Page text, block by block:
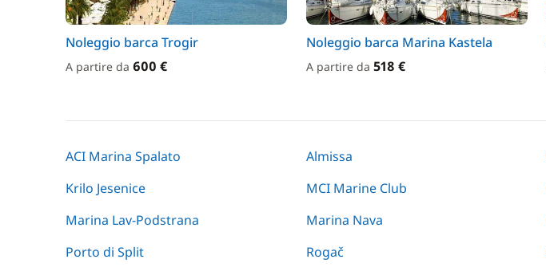
Noleggio barca Trogir
A partire da 600 €
Noleggio barca Marina Kastela
A partire da 518 €
ACI Marina Spalato Almissa
Krilo Jesenice
MCI Marine Club
Marina Lav-Podstrana
Marina Nava
Porto di Split
Rogač